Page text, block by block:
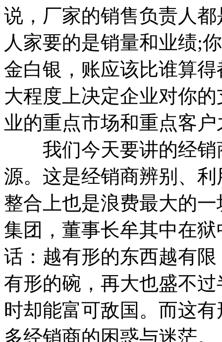
说，厂家的销售负责人
人家要的是销量和业绩;
金白银，账应该比谁算
大程度上决定企业对你
业的重点市场和重点客户
我们今天要讲的经销
源。这是经销商辨别、
整合上也是浪费最大的
集团，董事长牟其中在
话：越有形的东西越有
有形的碗，再大也盛不
时却能富可敌国。而这
多经销商的困惑与迷茫。